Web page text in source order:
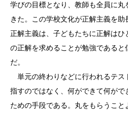
学びの目標となり、教師も全員に
きた。この学校文化が正解主義を助
正解主義は、子どもたちに正解は
の正解を求めることが勉強である
だ。
単元の終わりなどに行われるテス
指すのではなく、何ができて何が
ための手段である。丸をもらうこ